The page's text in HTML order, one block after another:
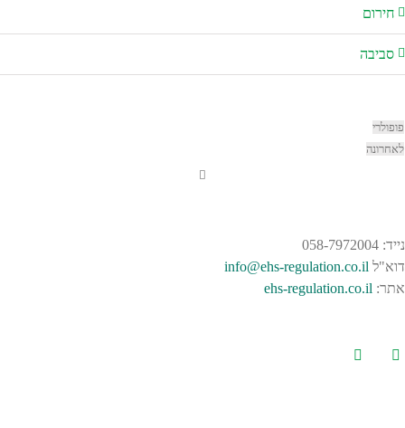
info@ehs-regulation.co.il
ehs-regulation.co.il